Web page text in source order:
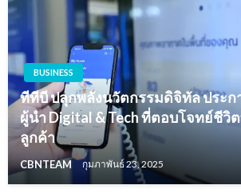
BUSINESS
ทีทีบี ปลุกพลังนวัตกรรมดิจิทัล ประก
ผู้นำ Digital & Tech ที่ตอบโจทย์ชีวิ
ลูกค้า
CBNTEAM กุมภาพันธ์ 23, 2025